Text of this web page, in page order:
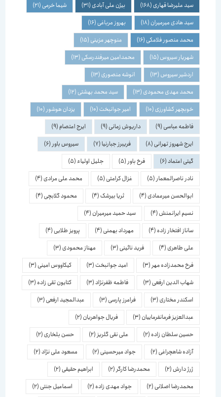
سید علیرضا قهاری(168) بیژن علی آبادی(31) شیما خرمی(21)
سید هادی میرمیران(18) بهروز مرباغی(16)
محمد منصور فلامکی(16) منوچهر مزینی(15)
شهریار سیروس(15) محمدامین میرفندرسکی(13)
اردشیر سیروس(13) انوشه منصوری(13)
محمد مهدی محمودی(13) سید محمد بهشتی(12)
خوبچهر کشاورزی(10) امیر جوانبخت(10) یزدان هوشور(10)
فاطمه عباسی(9) داریوش زمانی(9) ایرج اعتصام(9)
ایرج شهروز تهرانی(8) فریبرز جبارنیا(7) سیروس باور (6)
گیتی اعتماد(6) فرخ باور (5) جلیل اولیاء(5)
نادر ناصرالمعمار(5) غزال کرامتی(5) محمد علی مرادی(4)
ابوالحسن میرعمادی(4) ثریا بیرشک(4) محمود گلابچی(4)
نسیم ایرانمنش(4) سید حمید میرمیران(4)
ساناز افتخار زاده(4) مهرداد بهمنی(4) پرویز طلایی(4)
علی طاهری(4) فرید نائینی(3) مهناز محمودی(3)
فرخ محمدزاده مهر (3) امید جوانبخت(3) کیکاووس امینی(3)
شهاب الدین ارفعی(3) فاطمه ظفرنژاد(3) کتایون تقی زاده(3)
اسكندر مختاری(3) فرامرز پارسی(3) عبدالمجید ارفعی(3)
عبدالعزیز فرمانفرماییان(3) فریال جواهریان(2)
حسین سلطان زاده(2) علی نقی گلریز(2) حسن بلخاری(2)
آزاده شاهچراغی(2) جواد میرحسینی(2) مسعود علی نژاد (2)
ژرژ دارش(2) محمدرضا کارگر(2) ابراهیم حقیقی(2)
محمدرضا اصلانی(2) جواد مهدی زاده(2) اسماعیل جنتی(2)